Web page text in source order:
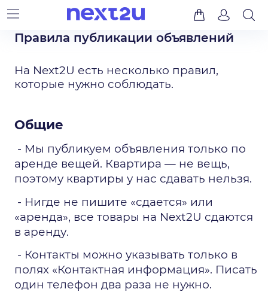
​Правила публикации объявлений
На Next2U есть несколько правил,
которые нужно соблюдать.
Общие
- Мы публикуем объявления только по
аренде вещей. Квартира — не вещь,
поэтому квартиры у нас сдавать нельзя.
- Нигде не пишите «сдается» или
«аренда», все товары на Next2U сдаются
в аренду.
- Контакты можно указывать только в
полях «Контактная информация». Писать
один телефон два раза не нужно.